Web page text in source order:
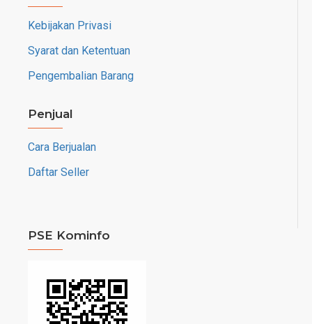
Kebijakan Privasi
Syarat dan Ketentuan
Pengembalian Barang
Penjual
Cara Berjualan
Daftar Seller
PSE Kominfo